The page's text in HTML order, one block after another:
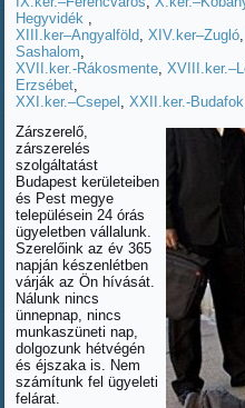
Hegyvidék
XIII.ker–Angyalföld ,XIV.ker–Zugló
Sashalom
XVII.ker.-Rákosmente ,
Erzsébet
XXI.ker.–Csepel ,XXII.ker.-
Zárszerelő,
zárszerelés
szolgáltatást
Budapest kerületeiben
és Pest megye
településein 24 órás
ügyeletben vállalunk.
Szerelőink az év 365
napján készenlétben
várják az Ön hívását.
Nálunk nincs
ünnepnap, nincs
munkaszüneti nap,
dolgozunk hétvégén
és éjszaka is. Nem
számítunk fel ügyeleti
felárat.